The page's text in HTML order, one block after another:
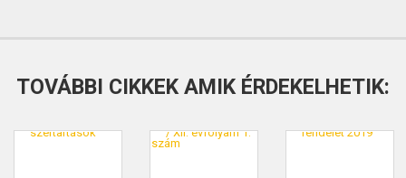
TOVÁBBI CIKKEK AMIK ÉRDEKELHETIK: